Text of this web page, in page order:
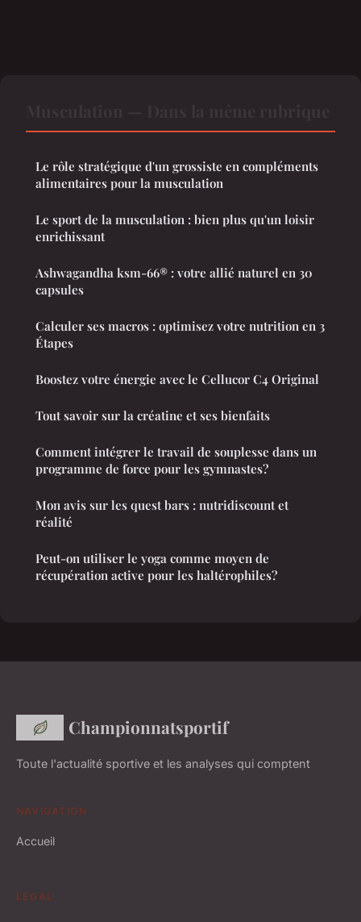
Le rôle stratégique d'un grossiste en compléments
alimentaires pour la musculation
Le sport de la musculation : bien plus qu'un loisir
enrichissant
Ashwagandha ksm-66® : votre allié naturel en 30
capsules
Calculer ses macros : optimisez votre nutrition en 3
Étapes
Boostez votre énergie avec le Cellucor C4 Original
Tout savoir sur la créatine et ses bienfaits
Comment intégrer le travail de souplesse dans un
programme de force pour les gymnastes?
Mon avis sur les quest bars : nutridiscount et
réalité
Peut-on utiliser le yoga comme moyen de
récupération active pour les haltérophiles?
Championnatsportif
Toute l'actualité sportive et les analyses qui comptent
NAVIGATION
Accueil
LÉGAL